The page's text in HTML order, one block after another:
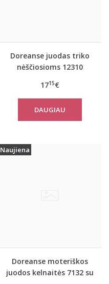
Doreanse juodas triko
nėščiosioms 12310
1715€
DAUGIAU
Naujiena
Doreanse moteriškos
juodos kelnaitės 7132 su